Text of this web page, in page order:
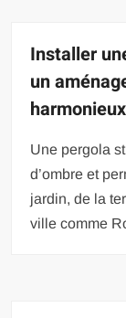
Installer
un
harmonieux
Une pergola
d’ombre et
jardin, de la
ville comme